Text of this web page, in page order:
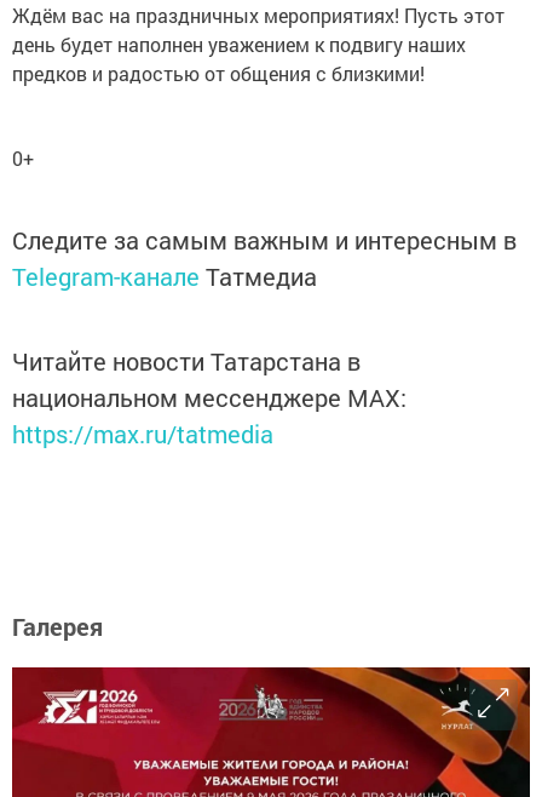
Ждём вас на праздничных мероприятиях! Пусть этот
день будет наполнен уважением к подвигу наших
предков и радостью от общения с близкими!
0+
Следите за самым важным и интересным в
Telegram-канале Татмедиа
Читайте новости Татарстана в
национальном мессенджере MАХ:
https://max.ru/tatmedia
Галерея